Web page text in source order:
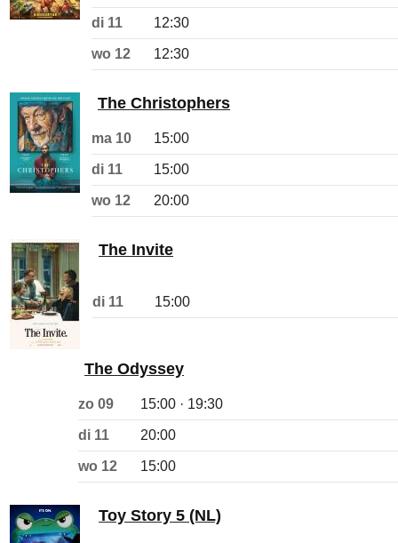
di 11 12:30
wo 12 12:30
The Christophers
ma 10 15:00
di 11 15:00
wo 12 20:00
The Invite
di 11 15:00
The Odyssey
zo 09 15:00 · 19:30
di 11 20:00
wo 12 15:00
Toy Story 5 (NL)